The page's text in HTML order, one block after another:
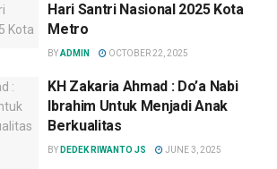
Hari Santri Nasional 2025 Kota
Metro
BYADMIN OCTOBER 22, 2025
KH Zakaria Ahmad : Do’a Nabi
Ibrahim Untuk Menjadi Anak
Berkualitas
BY DEDEK RIWANTO JS JUNE 3, 2025